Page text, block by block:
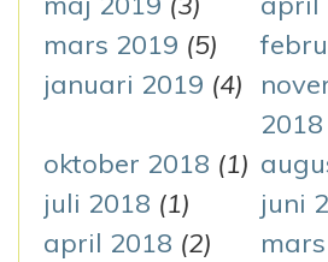
mars 2019 (5)
januari 2019 (4)
2018
oktober 2018 (1)
juli 2018 (1) juni
april 2018 (2)